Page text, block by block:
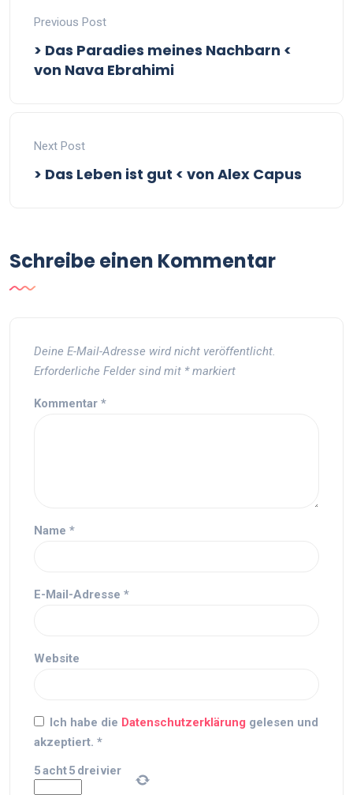
Previous Post
> Das Paradies meines Nachbarn <
von Nava Ebrahimi
Next Post
> Das Leben ist gut < von Alex Capus
Schreibe einen Kommentar
Deine E-Mail-Adresse wird nicht veröffentlicht.
Erforderliche Felder sind mit *markiert
Kommentar *
Name *
E-Mail-Adresse *
Website
Ich habe die Datenschutzerklärung gelesen und
akzeptiert. *
5acht5 dreivier